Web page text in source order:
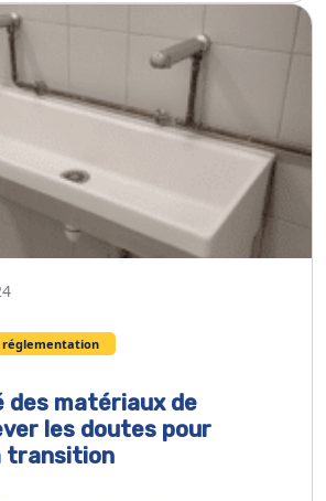
réglementation
des matériaux de
les doutes pour
transition